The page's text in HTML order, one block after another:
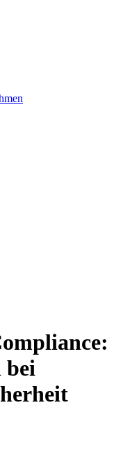
bei